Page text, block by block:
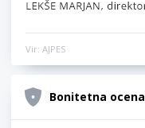
Vir: AJPES
Bonitetna ocena